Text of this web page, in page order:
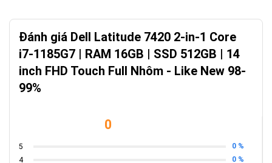
Đánh giá Dell Latitude 7420 2-in-1 Core
i7-1185G7 | RAM 16GB | SSD 512GB | 14
inch FHD Touch Full Nhôm - Like New 98-
99%
0
5
0 %
4
0 %